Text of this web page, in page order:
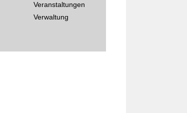
Veranstaltungen
Verwaltung